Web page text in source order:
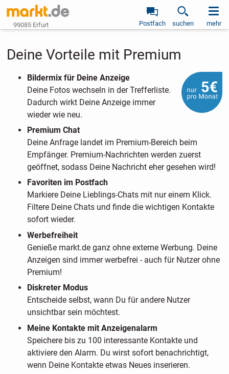
99085 Erfurt Postfach suchen mehr
Deine Vorteile mit Premium
Bildermix für Deine Anzeige
Deine Fotos wechseln in der Trefferliste.
Dadurch wirkt Deine Anzeige immer
wieder wie neu.
Premium Chat
Deine Anfrage landet im Premium-Bereich beim
Empfänger. Premium-Nachrichten werden zuerst
geöffnet, sodass Deine Nachricht eher gesehen wird!
Favoriten im Postfach
Markiere Deine Lieblings-Chats mit nur einem Klick.
Filtere Deine Chats und finde die wichtigen Kontakte
sofort wieder.
Werbefreiheit
Genieße markt.de ganz ohne externe Werbung. Deine
Anzeigen sind immer werbefrei - auch für Nutzer ohne
Premium!
Diskreter Modus
Entscheide selbst, wann Du für andere Nutzer
unsichtbar sein möchtest.
Meine Kontakte mit Anzeigenalarm
Speichere bis zu 100 interessante Kontakte und
aktiviere den Alarm. Du wirst sofort benachrichtigt,
wenn Deine Kontakte etwas Neues inserieren.